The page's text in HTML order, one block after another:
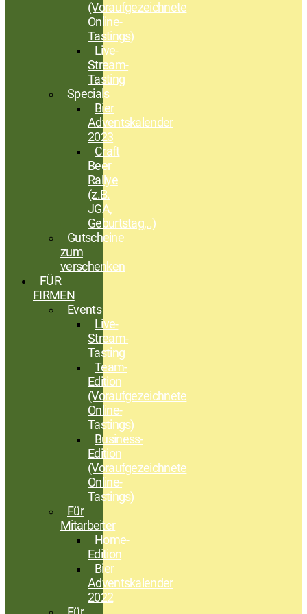
(Voraufgezeichnete
Online-
Tastings)
Live-
Stream-
Tasting
Specials
Bier
Adventskalender
2023
Craft
Beer
Rallye
(z.B.
JGA,
Geburtstag,..)
Gutscheine
zum
verschenken
FÜR
FIRMEN
Events
Live-
Stream-
Tasting
Team-
Edition
(Voraufgezeichnete
Online-
Tastings)
Business-
Edition
(Voraufgezeichnete
Online-
Tastings)
Für
Mitarbeiter
Home-
Edition
Bier
Adventskalender
2022